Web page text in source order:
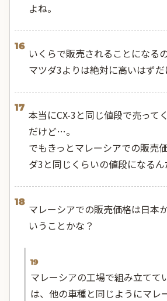
よね。
16
いくらで販売されることになる
マツダ3よりは絶対に高いはずだ
17
本当にCX-3と同じ値段で売って
だけど…。
でもきっとマレーシアでの販売
ダ3と同じくらいの値段になるん
18
マレーシアでの販売価格は日本
いうことかな？
19
マレーシアの工場で組み立てて
は、他の車種と同じようにマレ